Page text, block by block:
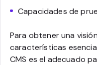
Capacidades de
Para obtener una
características
CMS es el adecuado